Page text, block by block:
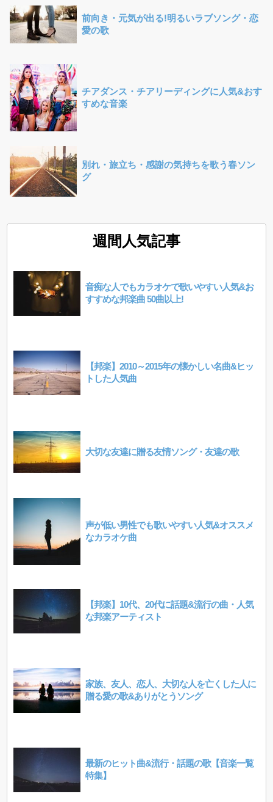
前向き・元気が出る!明るいラブソング・恋
愛の歌
チアダンス・チアリーディングに人気&おす
すめな音楽
別れ・旅立ち・感謝の気持ちを歌う春ソン
グ
週間人気記事
音痴な人でもカラオケで歌いやすい人気&お
すすめな邦楽曲 50曲以上!
【邦楽】2010～2015年の懐かしい名曲&ヒッ
トした人気曲
大切な友達に贈る友情ソング・友達の歌
声が低い男性でも歌いやすい人気&オススメ
なカラオケ曲
【邦楽】10代、20代に話題&流行の曲・人気
な邦楽アーティスト
家族、友人、恋人、大切な人を亡くした人に
贈る愛の歌&ありがとうソング
最新のヒット曲&流行・話題の歌【音楽一覧
特集】